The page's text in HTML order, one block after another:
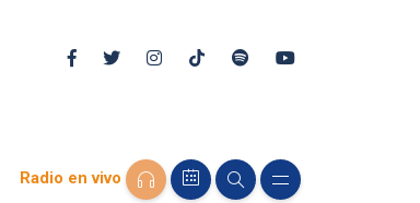
Radio en vivo